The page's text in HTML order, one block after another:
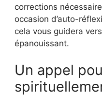
corrections
occasion d’auto-
cela vous guidera
épanouissant.
Un appel